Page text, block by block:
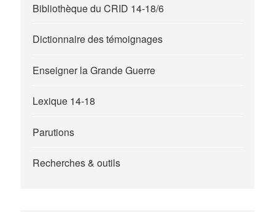
Bibliothèque du CRID 14-18/6
Dictionnaire des témoignages
Enseigner la Grande Guerre
Lexique 14-18
Parutions
Recherches & outils